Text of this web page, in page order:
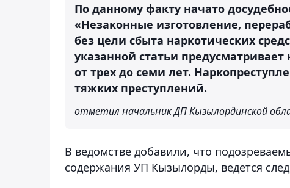
По данному факту начато
«Незаконные изготовление,
без цели сбыта наркотических
указанной статьи
от трех до семи лет.
тяжких преступлений.
отметил начальник ДП Кызылординской
В ведомстве добавили, что
содержания УП Кызылорды, ведется